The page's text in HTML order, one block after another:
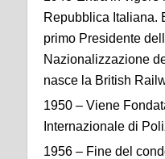
Repubblica Italiana.
primo Presidente
Nazionalizzazione
nasce la British
1950 – Viene
Internazionale di
1956 – Fine del